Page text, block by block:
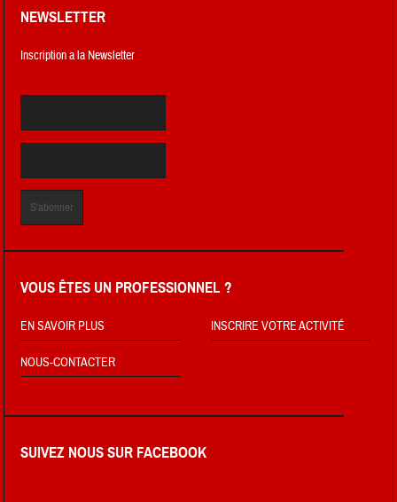
NEWSLETTER
Inscription a la Newsletter
VOUS ÊTES UN PROFESSIONNEL ?
EN SAVOIR PLUS INSCRIRE VOTRE ACTIVITÉ
NOUS-CONTACTER
SUIVEZ NOUS SUR FACEBOOK